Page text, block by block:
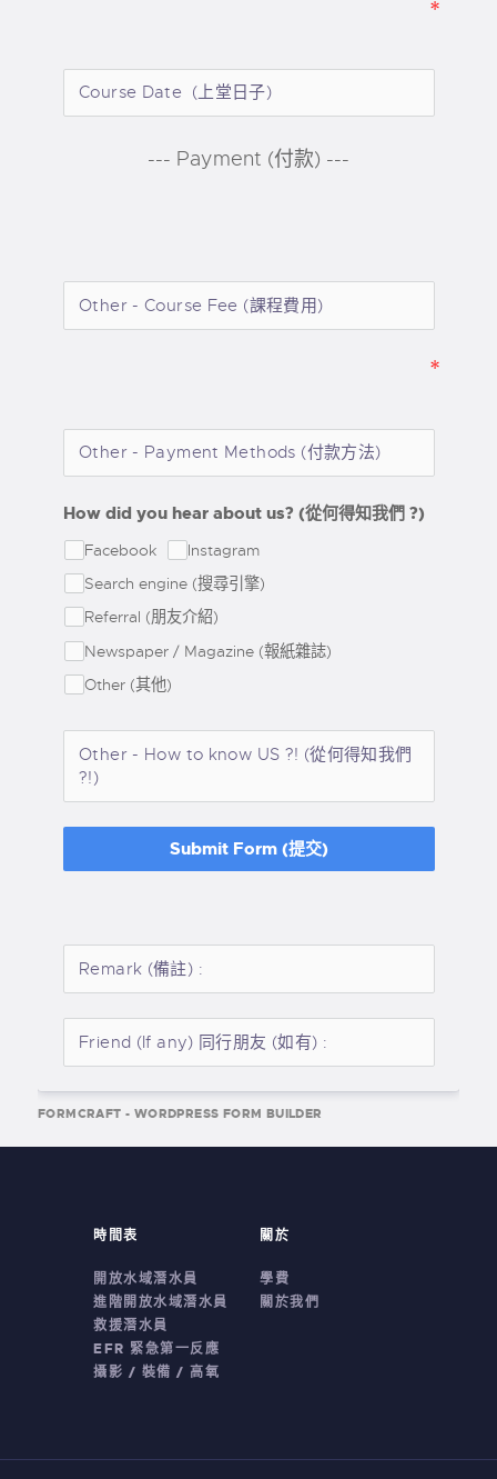
--- Payment (付款) ---
How did you hear about us? (從何得知我們 ?)
Facebook
Instagram
Search engine (搜尋引擎)
Referral (朋友介紹)
Newspaper / Magazine (報紙雜誌)
Other (其他)
Submit Form (提交)
FORMCRAFT - WORDPRESS FORM BUILDER
時間表
開放水域潛水員
進階開放水域潛水員
救援潛水員
EFR 緊急第一反應
攝影 / 裝備 / 高氧
關於
學費
關於我們